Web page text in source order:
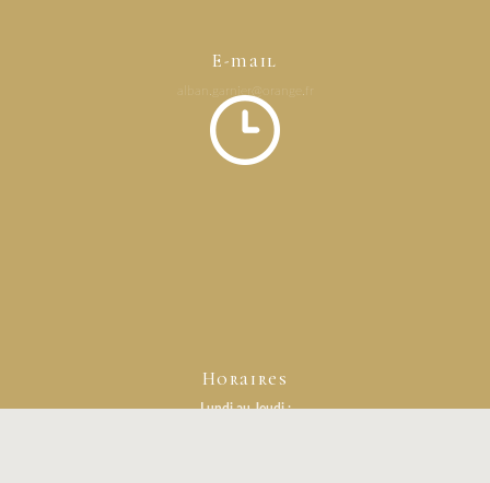
E-mail
alban.garnier@orange.fr
Horaires
Lundi au Jeudi :